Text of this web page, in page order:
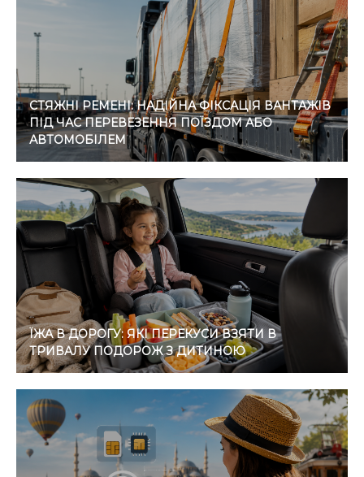
СТЯЖНІ РЕМЕНІ: НАДІЙНА ФІКСАЦІЯ ВАНТАЖІВ
ПІД ЧАС ПЕРЕВЕЗЕННЯ ПОЇЗДОМ АБО
АВТОМОБІЛЕМ
ЇЖА В ДОРОГУ: ЯКІ ПЕРЕКУСИ ВЗЯТИ В
ТРИВАЛУ ПОДОРОЖ З ДИТИНОЮ